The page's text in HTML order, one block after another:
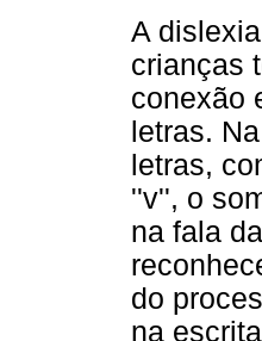
A
crianças
conexão
letras.
letras,
''v'', o
na fala
do
na